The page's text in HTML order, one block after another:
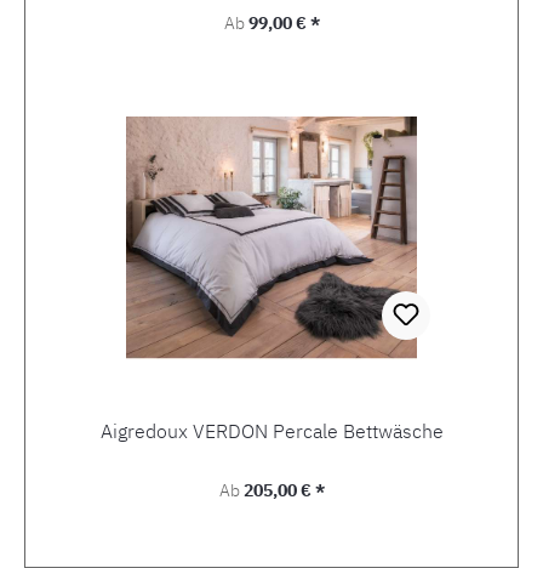
Regulärer Preis:
Ab99,00 € *
Aigredoux VERDON Percale Bettwäsche
Regulärer Preis:
Ab205,00 € *